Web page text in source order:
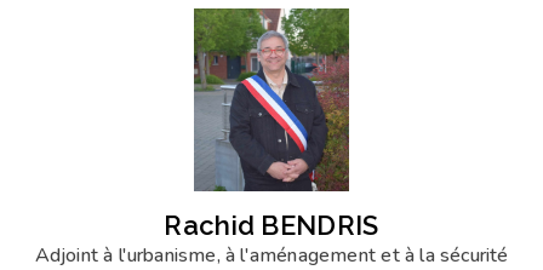
Rachid BENDRIS
Adjoint à l'urbanisme, à l'aménagement et à la sécurité